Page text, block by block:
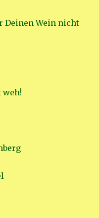
Deinen Wein nicht
weh!